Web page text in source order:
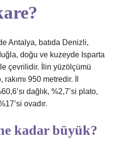
Antalya, batıda Denizli,
doğu ve kuzeyde Isparta
çevrilidir. İlin yüzölçümü
950 metredir. İl
dağlık, %2,7’si plato,
ovadır.
kadar büyük?